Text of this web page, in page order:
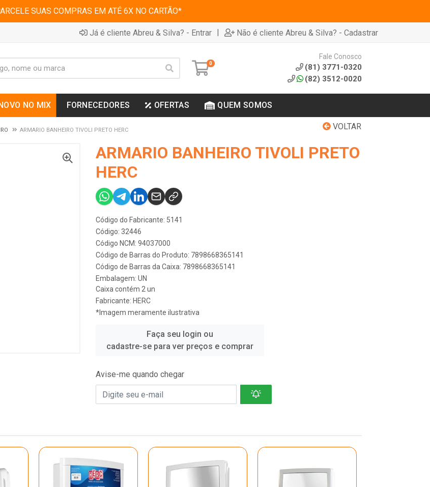
SUAS COMPRAS EM ATÉ 6X NO CARTÃO*
Já é cliente Abreu & Silva? - Entrar | Não é cliente Abreu & Silva? - Cadastrar
0
Fale Conosco
(81) 3771-0320
(82) 3512-0020
NO MIX FORNECEDORES OFERTAS QUEM SOMOS
VOLTAR
ARMARIO BANHEIRO TIVOLI PRETO HERC
ARMARIO BANHEIRO TIVOLI PRETO
HERC
Código do Fabricante: 5141
Código: 32446
Código NCM: 94037000
Código de Barras do Produto: 7898668365141
Código de Barras da Caixa: 7898668365141
Embalagem: UN
Caixa contém 2 un
Fabricante: HERC
*Imagem meramente ilustrativa
Faça seu login ou
cadastre-se para ver preços e comprar
Avise-me quando chegar